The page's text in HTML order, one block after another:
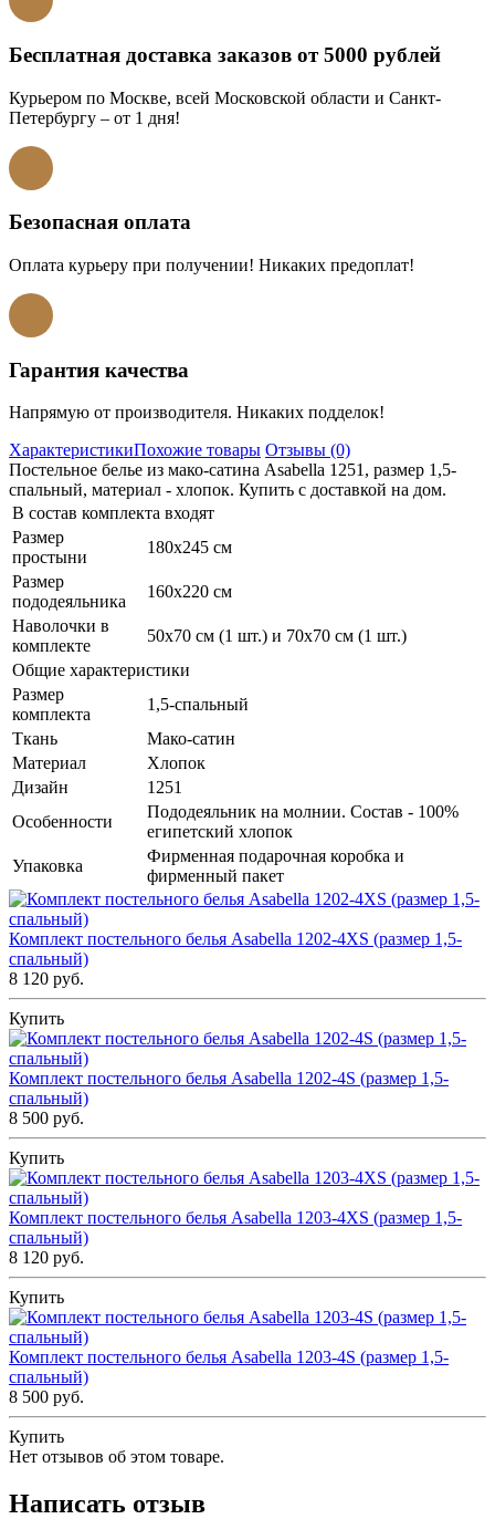
Бесплатная доставка заказов от 5000 рублей
Курьером по Москве, всей Московской области и Санкт-
Петербургу – от 1 дня!
Безопасная оплата
Оплата курьеру при получении! Никаких предоплат!
Гарантия качества
Напрямую от производителя. Никаких подделок!
ХарактеристикиПохожие товары Отзывы (0)
Постельное белье из мако-сатина Asabella 1251, размер 1,5-
спальный, материал - хлопок. Купить с доставкой на дом.
В состав комплекта входят
Размер
простыни
180х245 см
Размер
пододеяльника
160х220 см
Наволочки в
комплекте
50х70 см (1 шт.) и 70х70 см (1 шт.)
Общие характеристики
Размер
комплекта
1,5-спальный
Ткань
Мако-сатин
Материал
Хлопок
Дизайн
1251
Особенности
Пододеяльник на молнии. Состав - 100%
египетский хлопок
Упаковка
Фирменная подарочная коробка и
фирменный пакет
Комплект постельного белья Asabella 1202-4XS (размер 1,5-
спальный)
8 120 руб.
Купить
Комплект постельного белья Asabella 1202-4S (размер 1,5-
спальный)
8 500 руб.
Купить
Комплект постельного белья Asabella 1203-4XS (размер 1,5-
спальный)
8 120 руб.
Купить
Комплект постельного белья Asabella 1203-4S (размер 1,5-
спальный)
8 500 руб.
Купить
Нет отзывов об этом товаре.
Написать отзыв